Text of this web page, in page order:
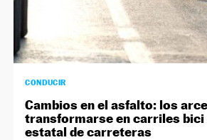
CONDUCIR
Cambios en el asfalto: los
transformarse en carriles bici
estatal de carreteras